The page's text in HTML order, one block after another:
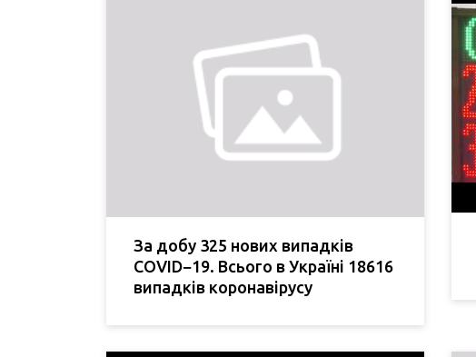
За добу 325 нових випадків
COVID−19. Всього в Україні 18616
випадків коронавірусу